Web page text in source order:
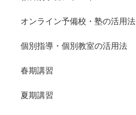
オンライン予備校・塾の活用法
個別指導・個別教室の活用法
春期講習
夏期講習